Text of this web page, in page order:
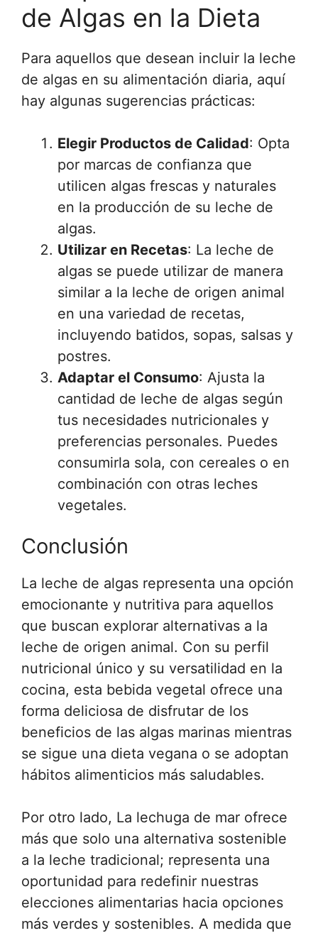
de Algas en la Dieta
Para aquellos que desean incluir la leche
de algas en su alimentación diaria, aquí
hay algunas sugerencias prácticas:
Elegir Productos de Calidad: Opta
por marcas de confianza que
utilicen algas frescas y naturales
en la producción de su leche de
algas.
Utilizar en Recetas: La leche de
algas se puede utilizar de manera
similar a la leche de origen animal
en una variedad de recetas,
incluyendo batidos, sopas, salsas y
postres.
Adaptar el Consumo: Ajusta la
cantidad de leche de algas según
tus necesidades nutricionales y
preferencias personales. Puedes
consumirla sola, con cereales o en
combinación con otras leches
vegetales.
Conclusión
La leche de algas representa una opción
emocionante y nutritiva para aquellos
que buscan explorar alternativas a la
leche de origen animal. Con su perfil
nutricional único y su versatilidad en la
cocina, esta bebida vegetal ofrece una
forma deliciosa de disfrutar de los
beneficios de las algas marinas mientras
se sigue una dieta vegana o se adoptan
hábitos alimenticios más saludables.
Por otro lado, La lechuga de mar ofrece
más que solo una alternativa sostenible
a la leche tradicional; representa una
oportunidad para redefinir nuestras
elecciones alimentarias hacia opciones
más verdes y sostenibles. A medida que